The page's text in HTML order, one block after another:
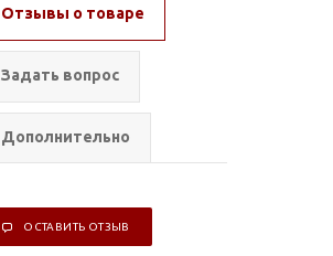
Отзывы о товаре
Задать вопрос
Дополнительно
ОСТАВИТЬ ОТЗЫВ